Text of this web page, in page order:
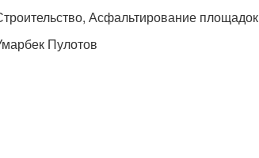
Асфальтирование площадок
Пулотов